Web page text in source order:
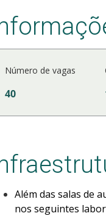
Número de vagas
40
Além das salas de
nos seguintes